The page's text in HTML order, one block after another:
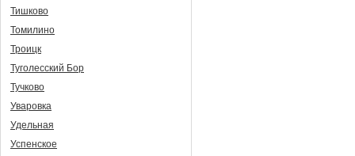
Тишково
Томилино
Троицк
Туголесский Бор
Тучково
Уваровка
Удельная
Успенское